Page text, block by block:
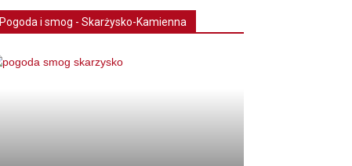
Pogoda i smog - Skarżysko-Kamienna